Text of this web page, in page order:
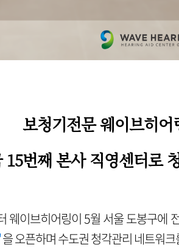
보청기전문 웨이브히어
15번째 본사 직영센터로
웨이브히어링이 5월 서울 도봉구에
을 오픈하며 수도권 청각관리 네트워